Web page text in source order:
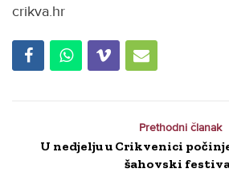
crikva.hr
Prethodni članak
U nedjelju u Crikvenici
šahovski